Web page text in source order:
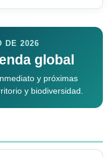
DE 2026
global
y próximas
y biodiversidad.